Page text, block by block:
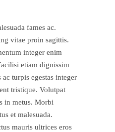
fames ac.
vitae proin sagittis.
integer enim
etiam dignissim
turpis egestas integer
tristique. Volutpat
in metus. Morbi
et malesuada.
mauris ultrices eros